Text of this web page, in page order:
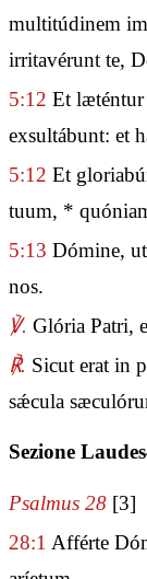
multitúdinem
irritavérunt te,
5:12 Et læténtur
exsultábunt: et
5:12 Et
tuum, *
5:13 Dómine,
nos.
℣. Glória Patri,
℟. Sicut erat in
sǽcula
Sezione
Psalmus 28 [3]
28:1 Afférte